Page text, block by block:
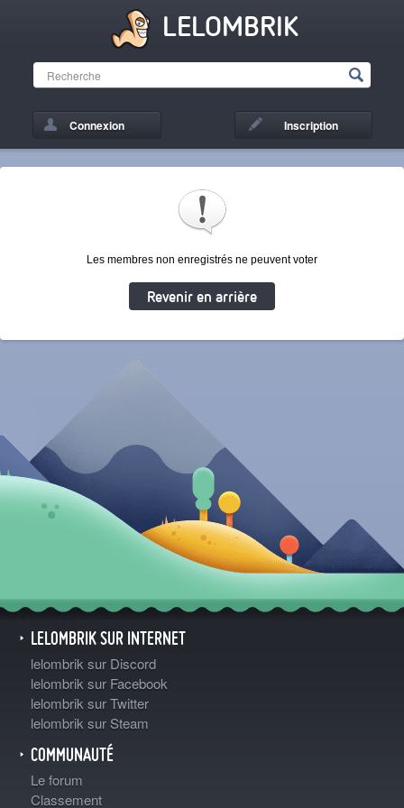
LELOMBRIK
Connexion Inscription
Les membres non enregistrés ne peuvent voter
Revenir en arrière
LELOMBRIK SUR INTERNET
lelombrik sur Discord
lelombrik sur Facebook
lelombrik sur Twitter
lelombrik sur Steam
COMMUNAUTÉ
Le forum
Classement